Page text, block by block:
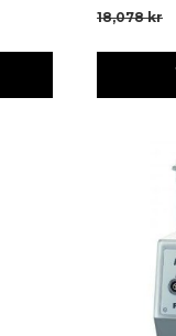
18,078kr